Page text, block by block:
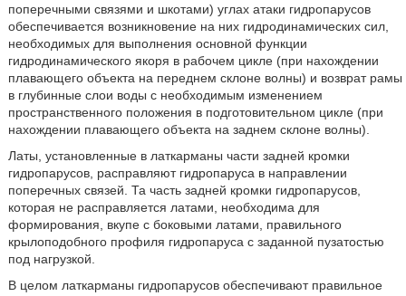
поперечными связями и шкотами) углах атаки гидропарусов
обеспечивается возникновение на них гидродинамических сил,
необходимых для выполнения основной функции
гидродинамического якоря в рабочем цикле (при нахождении
плавающего объекта на переднем склоне волны) и возврат рамы
в глубинные слои воды с необходимым изменением
пространственного положения в подготовительном цикле (при
нахождении плавающего объекта на заднем склоне волны).
Латы, установленные в латкарманы части задней кромки
гидропарусов, расправляют гидропаруса в направлении
поперечных связей. Та часть задней кромки гидропарусов,
которая не расправляется латами, необходима для
формирования, вкупе с боковыми латами, правильного
крылоподобного профиля гидропаруса с заданной пузатостью
под нагрузкой.
В целом латкарманы гидропарусов обеспечивают правильное